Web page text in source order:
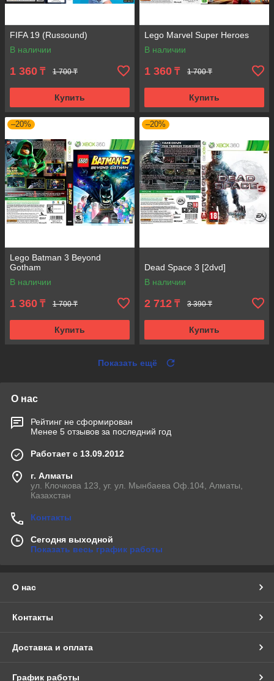
FIFA 19 (Russound)
В наличии
1 360 ₸ 1 700 ₸
Купить
Lego Marvel Super Heroes
В наличии
1 360 ₸ 1 700 ₸
Купить
–20%
Lego Batman 3 Beyond
Gotham
В наличии
1 360 ₸ 1 700 ₸
Купить
–20%
Dead Space 3 [2dvd]
В наличии
2 712 ₸ 3 390 ₸
Купить
Показать ещё
О нас
Рейтинг не сформирован
Менее 5 отзывов за последний год
Работает с 13.09.2012
г. Алматы
ул. Клочкова 123, уг. ул. Мынбаева Оф.104, Алматы,
Казахстан
Контакты
Сегодня выходной
Показать весь график работы
О нас
Контакты
Доставка и оплата
График работы